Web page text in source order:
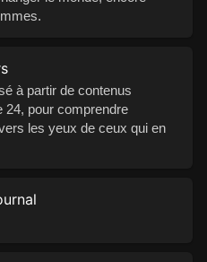
à partir de contenus
24, pour comprendre
les yeux de ceux qui en